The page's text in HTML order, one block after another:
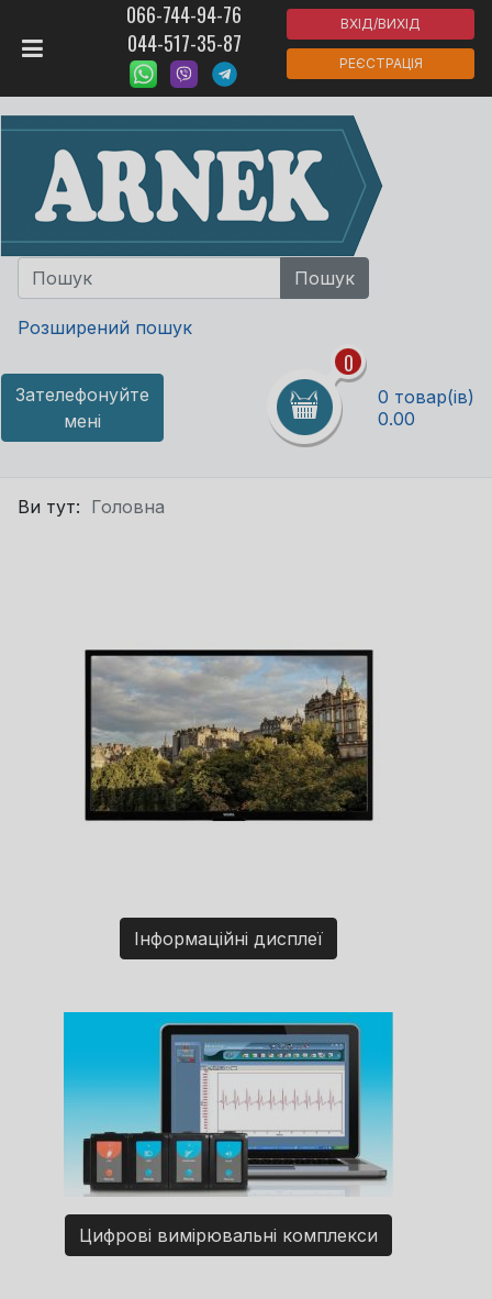
066-744-94-76
044-517-35-87
ВХІД/ВИХІД
РЕЄСТРАЦІЯ
Розширений пошук
Зателефонуйте
мені
0
0 товар(ів)
0.00
Ви тут: Головна
Інформаційні дисплеї
Цифрові вимірювальні комплекси